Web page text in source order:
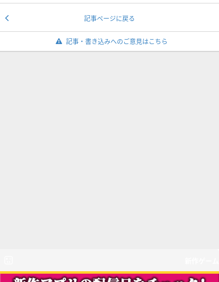
記事ページに戻る
記事・書き込みへのご意見はこちら